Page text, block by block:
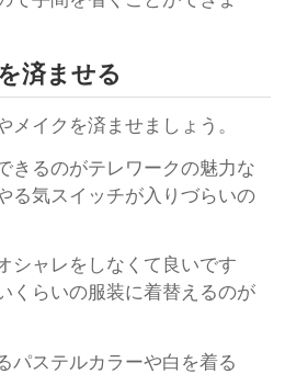
済ませる
メイクを済ませましょう。
きるのがテレワークの魅力な
る気スイッチが入りづらいの
シャレをしなくて良いです
くらいの服装に着替えるのが
パステルカラーや白を着る